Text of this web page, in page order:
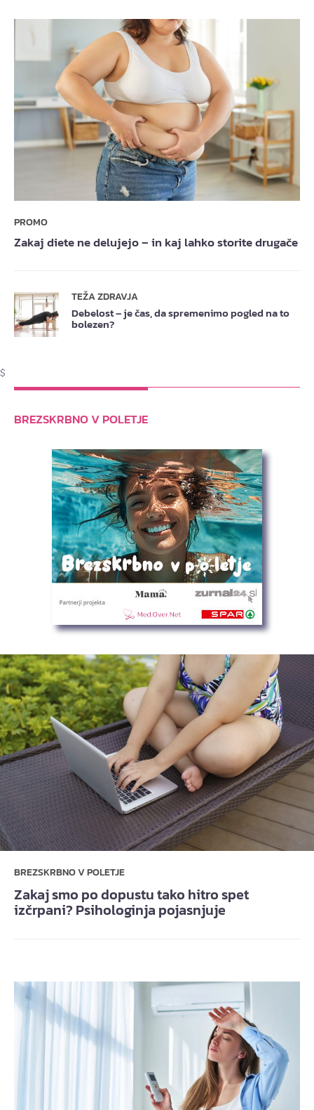
PROMO
Zakaj diete ne delujejo – in kaj lahko storite drugače
TEŽA ZDRAVJA
Debelost – je čas, da spremenimo pogled na to
bolezen?
$
BREZSKRBNO V POLETJE
BREZSKRBNO V POLETJE
Zakaj smo po dopustu tako hitro spet
izčrpani? Psihologinja pojasnjuje